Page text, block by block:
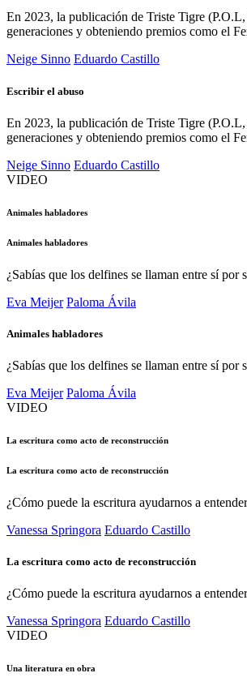
En 2023, la publicación de Triste Tigre
generaciones y obteniendo premios como el
Neige Sinno Eduardo Castillo
Escribir el abuso
En 2023, la publicación de Triste Tigre
generaciones y obteniendo premios como el
Neige Sinno Eduardo Castillo
VIDEO
Animales habladores
Animales habladores
¿Sabías que los delfines se llaman entre sí por
Eva Meijer Paloma Ávila
Animales habladores
¿Sabías que los delfines se llaman entre sí por
Eva Meijer Paloma Ávila
VIDEO
La escritura como acto de reconstrucción
La escritura como acto de reconstrucción
¿Cómo puede la escritura ayudarnos a
Vanessa Springora Eduardo Castillo
La escritura como acto de reconstrucción
¿Cómo puede la escritura ayudarnos a
Vanessa Springora Eduardo Castillo
VIDEO
Una literatura en obra